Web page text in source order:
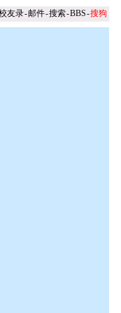
友录-邮件-搜索-BBS-搜狗